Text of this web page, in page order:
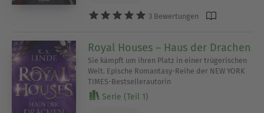
3 Bewertungen
Royal Houses – Haus der Drachen
Sie kämpft um ihren Platz in einer trügerischen
Welt. Epische Romantasy-Reihe der NEW YORK
TIMES-Bestsellerautorin
Serie (Teil 1)